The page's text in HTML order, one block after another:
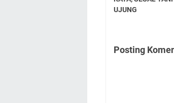
UJUNG
Posting